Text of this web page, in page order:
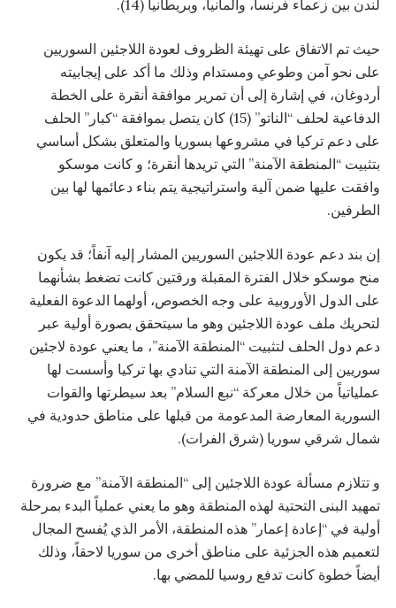
لندن بين زعماء فرنسا، وألمانيا، وبريطانيا (14).
حيث تم الاتفاق على تهيئة الظروف لعودة اللاجئين السوريين
على نحو آمن وطوعي ومستدام وذلك ما أكد على إيجابيته
أردوغان، في إشارة إلى أن تمرير موافقة أنقرة على الخطة
الدفاعية لحلف “الناتو” (15) كان يتصل بموافقة “كبار” الحلف
على دعم تركيا في مشروعها بسوريا والمتعلق بشكل أساسي
بتثبيت “المنطقة الآمنة” التي تريدها أنقرة؛ و كانت موسكو
وافقت عليها ضمن آلية واستراتيجية يتم بناء دعائمها لها بين
الطرفين.
إن بند دعم عودة اللاجئين السوريين المشار إليه آنفاً؛ قد يكون
منح موسكو خلال الفترة المقبلة ورقتين كانت تضغط بشأنهما
على الدول الأوروبية على وجه الخصوص، أولهما الدعوة الفعلية
لتحريك ملف عودة اللاجئين وهو ما سيتحقق بصورة أولية عبر
دعم دول الحلف لتثبيت “المنطقة الآمنة”، ما يعني عودة لاجئين
سوريين إلى المنطقة الآمنة التي تنادي بها تركيا وأسست لها
عملياتياً من خلال معركة “نبع السلام” بعد سيطرتها والقوات
السورية المعارضة المدعومة من قبلها على مناطق حدودية في
شمال شرقي سوريا (شرق الفرات).
و تتلازم مسألة عودة اللاجئين إلى “المنطقة الآمنة” مع ضرورة
تمهيد البنى التحتية لهذه المنطقة وهو ما يعني عملياً البدء بمرحلة
أولية في “إعادة إعمار” هذه المنطقة، الأمر الذي يُفسح المجال
لتعميم هذه الجزئية على مناطق أخرى من سوريا لاحقاً، وذلك
أيضاً خطوة كانت تدفع روسيا للمضي بها.